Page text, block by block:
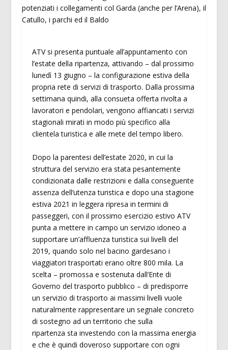
ATV si presenta puntuale all’appuntamento con
l’estate della ripartenza, attivando – dal prossimo
lunedì 13 giugno – la configurazione estiva della
propria rete di servizi di trasporto. Dalla prossima
settimana quindi, alla consueta offerta rivolta a
lavoratori e pendolari, vengono affiancati i servizi
stagionali mirati in modo più specifico alla
clientela turistica e alle mete del tempo libero.
Dopo la parentesi dell’estate 2020, in cui la
struttura del servizio era stata pesantemente
condizionata dalle restrizioni e dalla conseguente
assenza dell’utenza turistica e dopo una stagione
estiva 2021 in leggera ripresa in termini di
passeggeri, con il prossimo esercizio estivo ATV
punta a mettere in campo un servizio idoneo a
supportare un’affluenza turistica sui livelli del
2019, quando solo nel bacino gardesano i
viaggiatori trasportati erano oltre 800 mila. La
scelta – promossa e sostenuta dall’Ente di
Governo del trasporto pubblico – di predisporre
un servizio di trasporto ai massimi livelli vuole
naturalmente rappresentare un segnale concreto
di sostegno ad un territorio che sulla
ripartenza sta investendo con la massima energia
e che è quindi doveroso supportare con ogni